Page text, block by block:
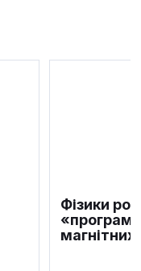
Фізики
магнітних